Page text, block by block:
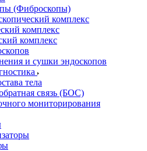
(Фиброcкопы)
комплекс
комплекс
комплекс
и сушки эндоскопов
тела
связь (БОС)
мониторирования